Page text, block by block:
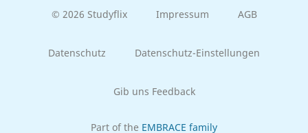
© 2026 Studyflix Impressum AGB
Datenschutz Datenschutz-Einstellungen
Gib uns Feedback
Part of the EMBRACE family